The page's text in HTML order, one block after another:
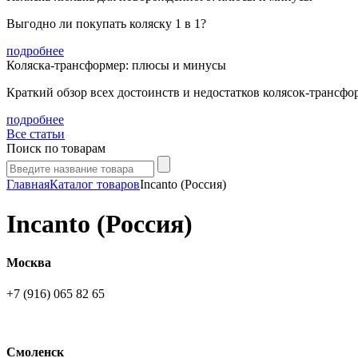
Выгодно ли покупать коляску 1 в 1?
подробнее
Коляска-трансформер: плюсы и минусы
Краткий обзор всех достоинств и недостатков колясок-
подробнее
Все статьи
Поиск по товарам
ГлавнаяКаталог товаровIncanto (Россия)
Incanto (Россия)
Москва
+7 (916) 065 82 65
Смоленск